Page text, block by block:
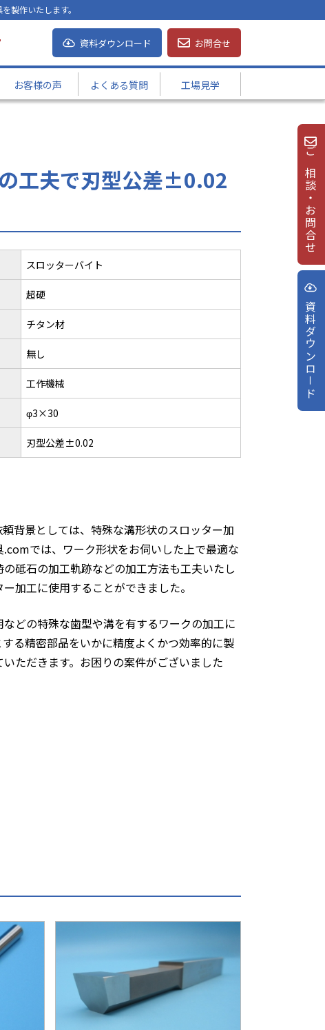
製作いたします。
資料ダウンロード お問合せ
お客様の声 よくある質問 工場見学
工夫で刃型公差±0.02
スロッターバイト
超硬
チタン材
無し
工作機械
φ3×30
刃型公差±0.02
背景としては、特殊な溝形状のスロッター加
では、ワーク形状をお伺いした上で最適な
砥石の加工軌跡などの加工方法も工夫いたし
加工に使用することができました。
どの特殊な歯型や溝を有するワークの加工に
る精密部品をいかに精度よくかつ効率的に製
ただきます。お困りの案件がございました
ご相談・お問合せ
資料ダウンロ－ド